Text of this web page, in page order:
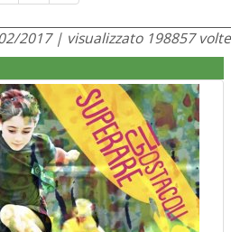
2017 | visualizzato 198857 volte